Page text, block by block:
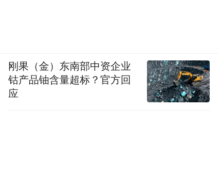
刚果（金）东南部中资企业
钴产品铀含量超标？官方回
应